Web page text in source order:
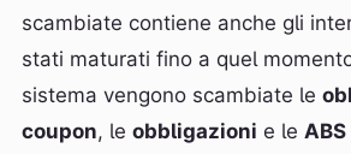
scambiate contiene anche gli
stati maturati fino a quel
sistema vengono scambiate le
coupon, le obbligazioni e le ABS